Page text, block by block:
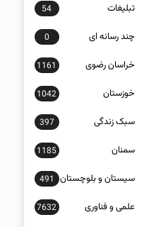
تبلیغات 54
چند رسانه ای 0
خراسان رضوی 1161
خوزستان 1042
سبک زندگی 397
سمنان 1185
سیستان و بلوچستان 491
علمی و فناوری 7632